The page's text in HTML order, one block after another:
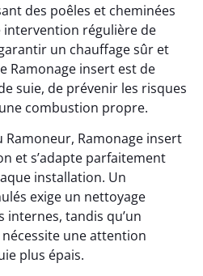
des poêles et cheminées
régulière de
un chauffage sûr et
Ramonage insert est de
suie, de prévenir les risques
combustion propre.
Ramoneur, Ramonage insert
et s’adapte parfaitement
installation. Un
exige un nettoyage
tandis qu’un
une attention
plus épais.